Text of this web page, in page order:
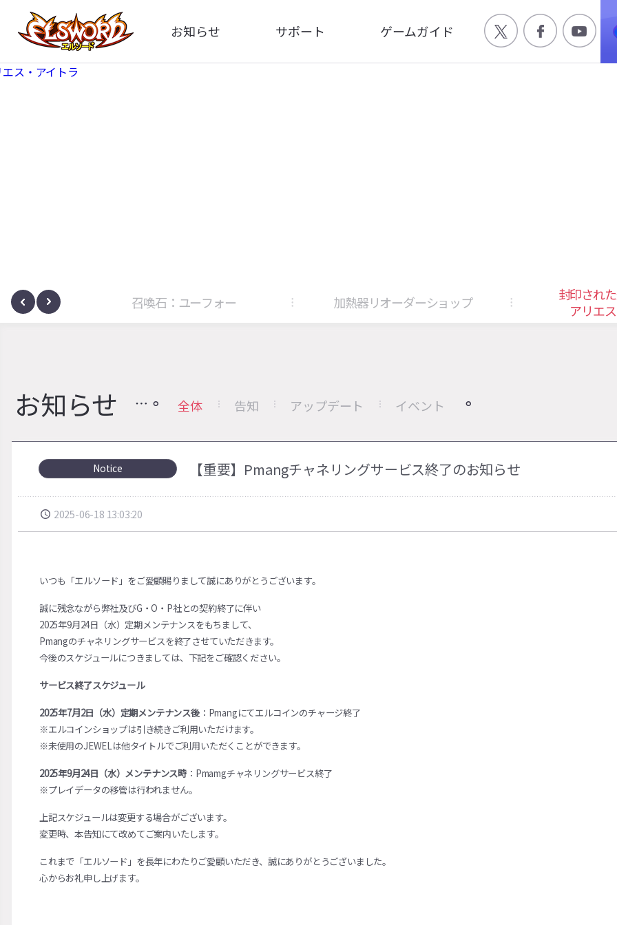
お知らせ
全体
サポート
FAQ
ゲームガイド
ゲーム特徴
サノヴァ 召喚石：ユーフォー 加熱器リオーダーショップ
封印され
アリエ
お知らせ 全体 告知 アップデート イベント
Notice 【重要】Pmangチャネリングサービス終了のお知らせ
2025-06-18 13:03:20
いつも「エルソード」をご愛顧賜りまして誠にありがとうございます。
誠に残念ながら弊社及びG・O・P社との契約終了に伴い
2025年9月24日（水）定期メンテナンスをもちまして、
Pmangのチャネリングサービスを終了させていただきます。
今後のスケジュールにつきましては、下記をご確認ください。
サービス終了スケジュール
2025年7月2日（水）定期メンテナンス後： Pmangにてエルコインのチャージ終了
※エルコインショップは引き続きご利用いただけます。
※未使用のJEWELは他タイトルでご利用いただくことができます。
2025年9月24日（水）メンテナンス時：Pmamgチャネリングサービス終了
※プレイデータの移管は行われません。
上記スケジュールは変更する場合がございます。
変更時、本告知にて改めてご案内いたします。
これまで「エルソード」を長年にわたりご愛顧いただき、誠にありがとうございました。
心からお礼申し上げます。